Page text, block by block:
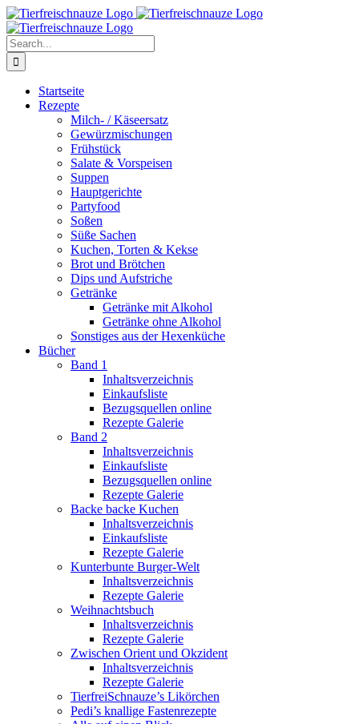
Skip
to
content
Facebook
YouTube
X
Pinterest
Instagram
Search
for:
Startseite
Rezepte
Milch- / Käseersatz
Gewürzmischungen
Frühstück
Salate & Vorspeisen
Suppen
Hauptgerichte
Partyfood
Soßen
Süße Sachen
Kuchen, Torten & Kekse
Brot und Brötchen
Dips und Aufstriche
Getränke
Getränke mit Alkohol
Getränke ohne Alkohol
Sonstiges aus der Hexenküche
Bücher
Band 1
Inhaltsverzeichnis
Einkaufsliste
Bezugsquellen online
Rezepte Galerie
Band 2
Inhaltsverzeichnis
Einkaufsliste
Bezugsquellen online
Rezepte Galerie
Backe backe Kuchen
Inhaltsverzeichnis
Einkaufsliste
Rezepte Galerie
Kunterbunte Burger-Welt
Inhaltsverzeichnis
Rezepte Galerie
Weihnachtsbuch
Inhaltsverzeichnis
Rezepte Galerie
Zwischen Orient und Okzident
Inhaltsverzeichnis
Rezepte Galerie
TierfreiSchnauze’s Likörchen
Pedi’s knallige Fastenrezepte